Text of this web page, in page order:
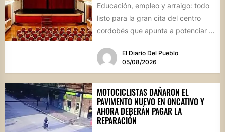
Educación, empleo y arraigo: todo
listo para la gran cita del centro
cordobés que apunta a potenciar el
El Diario Del Pueblo
05/08/2026
MOTOCICLISTAS DAÑARON EL
PAVIMENTO NUEVO EN ONCATIVO Y
AHORA DEBERÁN PAGAR LA
REPARACIÓN